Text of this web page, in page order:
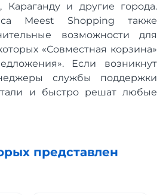
Караганду и другие города.
Meest Shopping также
возможности для
«Совместная корзина»
Если возникнут
службы поддержки
и быстро решат любые
представлен